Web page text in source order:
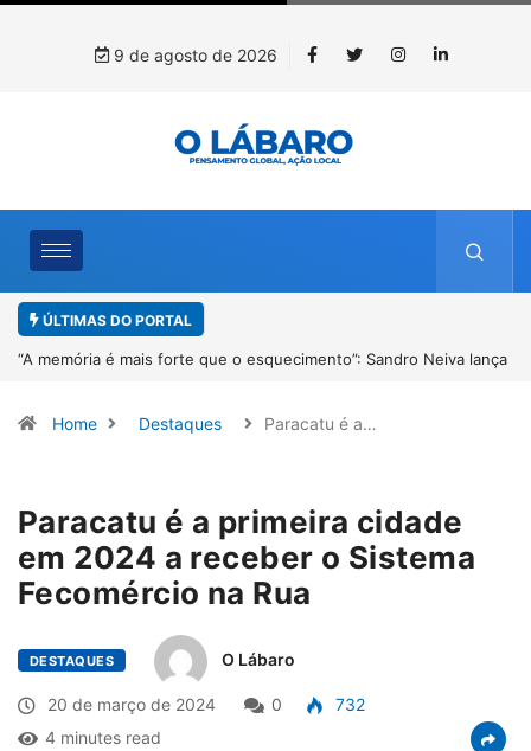
9 de agosto de 2026
ÚLTIMAS DO PORTAL
4º Fliparacatu tem inscrições abertas para o Prêmio de Redação e
Home Destaques Paracatu é a…
Paracatu é a primeira cidade
em 2024 a receber o Sistema
Fecomércio na Rua
DESTAQUES O Lábaro
20 de março de 2024 0
732
4 minutes read